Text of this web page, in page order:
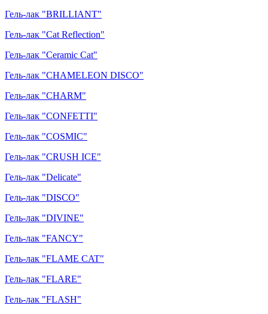
Гель-лак "BRILLIANT"
Гель-лак "Cat Reflection"
Гель-лак "Ceramic Cat"
Гель-лак "CHAMELEON DISCO"
Гель-лак "CHARM"
Гель-лак "CONFETTI"
Гель-лак "COSMIC"
Гель-лак "CRUSH ICE"
Гель-лак "Delicate"
Гель-лак "DISCO"
Гель-лак "DIVINE"
Гель-лак "FANCY"
Гель-лак "FLAME CAT"
Гель-лак "FLARE"
Гель-лак "FLASH"